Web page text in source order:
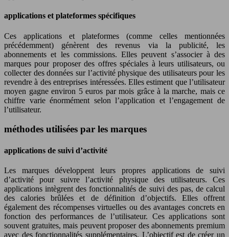
applications et plateformes spécifiques
Ces applications et plateformes (comme celles mentionnées
précédemment) génèrent des revenus via la publicité, les
abonnements et les commissions. Elles peuvent s’associer à des
marques pour proposer des offres spéciales à leurs utilisateurs, ou
collecter des données sur l’activité physique des utilisateurs pour les
revendre à des entreprises intéressées. Elles estiment que l’utilisateur
moyen gagne environ 5 euros par mois grâce à la marche, mais ce
chiffre varie énormément selon l’application et l’engagement de
l’utilisateur.
méthodes utilisées par les marques
applications de suivi d’activité
Les marques développent leurs propres applications de suivi
d’activité pour suivre l’activité physique des utilisateurs. Ces
applications intègrent des fonctionnalités de suivi des pas, de calcul
des calories brûlées et de définition d’objectifs. Elles offrent
également des récompenses virtuelles ou des avantages concrets en
fonction des performances de l’utilisateur. Ces applications sont
souvent gratuites, mais peuvent proposer des abonnements premium
avec des fonctionnalités supplémentaires. L’objectif est de créer un